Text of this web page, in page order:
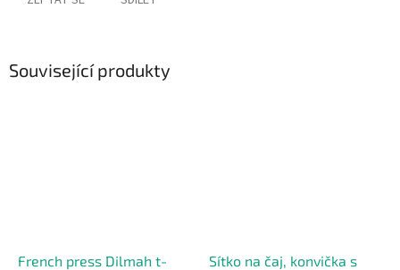
Související produkty
French press Dilmah t-
Sítko na čaj, konvička s